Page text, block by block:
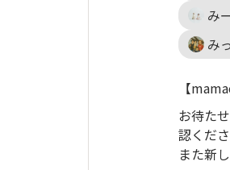
み
み
【
お待た
認くださ
また新